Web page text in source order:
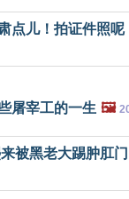
点儿！拍证件照呢
屠宰工的一生 🖼️
被黑老大踢肿肛